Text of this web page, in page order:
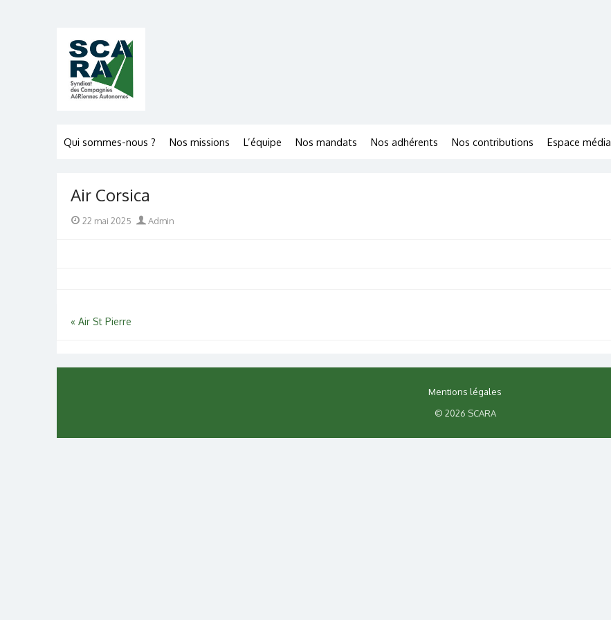
content
Qui sommes-nous ? Nos missions L’équipe Nos mandats Nos adhérents Nos contributions Espace média
Air Corsica
Posted
22 mai 2025 Author
Admin
Navigation
l’article
« Air St Pierre
Mentions légales
© 2026 SCARA